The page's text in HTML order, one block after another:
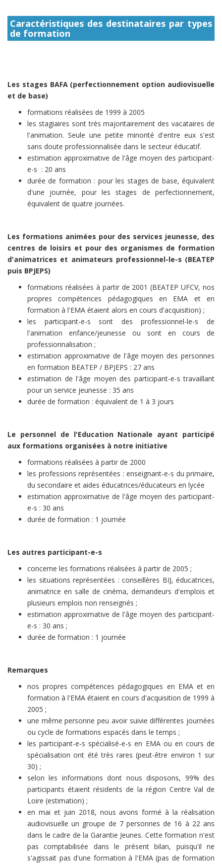
Caractéristiques des destinataires par types
de formation
Les stages BAFA (perfectionnement option audiovisuelle
et de base)
formations réalisées de 1999 à 2005
les stagiaires sont très majoritairement des vacataires de
l'animation. Seule une petite minorité d'entre eux s'est
sans doute professionnalisée dans le secteur éducatif.
estimation approximative de l'âge moyen des participant-
e-s : 20 ans
durée de formation : pour les stages de base, équivalent
d'une journée, pour les stages de perfectionnement,
équivalent de quatre journées.
Les formations animées pour des services jeunesse, des
centres de loisirs et pour des organismes de formation
d'animatrices et animateurs professionnel-le-s (BEATEP
puis BPJEPS)
formations réalisées à partir de 2001 (BEATEP UFCV, nos
propres compétences pédagogiques en EMA et en
formation à l'EMA étaient alors en cours d'acquisition) ;
les participant-e-s sont des professionnel-le-s de
l'animation enfance/jeunesse ou sont en cours de
professionnalisation ;
estimation approximative de l'âge moyen des personnes
en formation BEATEP / BPJEPS : 27 ans
estimation de l'âge moyen des participant-e-s travaillant
pour un service jeunesse : 35 ans
durée de formation : équivalent de 1 à 3 jours
Le personnel de l'Education Nationale ayant participé
aux formations organisées à notre initiative
formations réalisées à partir de 2000
les professions représentées : enseignant-e-s du primaire,
du secondaire et aides éducatrices/éducateurs en lycée
estimation approximative de l'âge moyen des participant-
e-s : 30 ans
durée de formation : 1 journée
Les autres participant-e-s
concerne les formations réalisées à partir de 2005 ;
les situations représentées : conseillères BIJ, éducatrices,
animatrice en salle de cinéma, demandeurs d'emplois et
plusieurs emplois non renseignés ;
estimation approximative de l'âge moyen des participant-
e-s : 30 ans ;
durée de formation : 1 journée
Remarques
nos propres compétences pédagogiques en EMA et en
formation à l'EMA étaient en cours d'acquisition de 1999 à
2005 ;
une même personne peu avoir suivie différentes journées
ou cycle de formations espacés dans le temps ;
les participant-e-s spécialisé-e-s en EMA ou en cours de
spécialisation ont été très rares (peut-être environ 1 sur
30) ;
selon les informations dont nous disposons, 99% des
participants étaient résidents de la région Centre Val de
Loire (estimation) ;
en mai et juin 2018, nous avons formé à la réalisation
audiovisuelle un groupe de 7 personnes de 16 à 22 ans
dans le cadre de la Garantie Jeunes. Cette formation n'est
pas comptabilisée dans le présent bilan, puisqu'il ne
s'agissait pas d'une formation à l'EMA (pas de formation